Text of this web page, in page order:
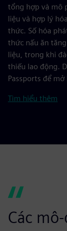
tổng hợp và mô
liệu và hợp lý
thức. Số hóa
thức nấu ăn
liệu, trong khi
thiếu lao động.
Passports để
Tìm hiểu thêm
Các